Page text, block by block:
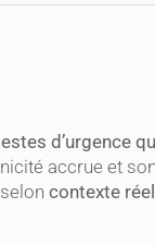
d’urgence
accrue et son
contexte réel